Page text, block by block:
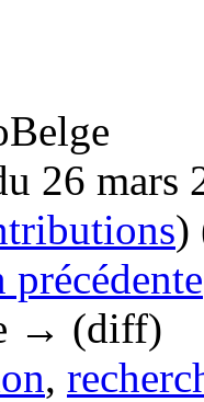
26 mars
)
→ (diff)
,